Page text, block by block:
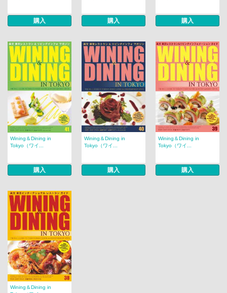
購入 購入 購入
Wining＆Dining in
Tokyo（ワイ...
購入
Wining＆Dining in
Tokyo（ワイ...
購入
Wining＆Dining in
Tokyo（ワイ...
購入
Wining＆Dining in